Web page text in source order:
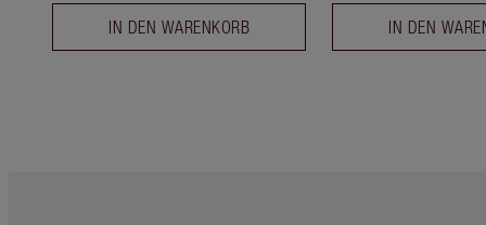
IN DEN WARENKORB IN DEN